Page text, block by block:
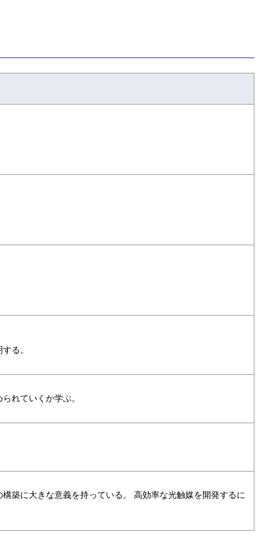
る。
れていくか学ぶ。
築に大きな意義を持っている。 高効率な光触媒を開発するに